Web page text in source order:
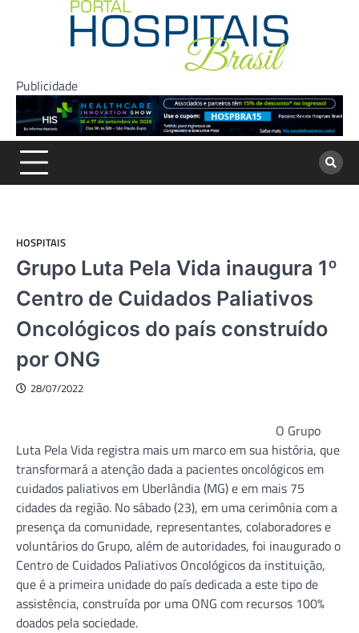
Publicidade
HOSPITAIS
Grupo Luta Pela Vida inaugura 1º
Centro de Cuidados Paliativos
Oncológicos do país construído
por ONG
28/07/2022
O Grupo
Luta Pela Vida registra mais um marco em sua história, que
transformará a atenção dada a pacientes oncológicos em
cuidados paliativos em Uberlândia (MG) e em mais 75
cidades da região. No sábado (23), em uma cerimônia com a
presença da comunidade, representantes, colaboradores e
voluntários do Grupo, além de autoridades, foi inaugurado o
Centro de Cuidados Paliativos Oncológicos da instituição,
que é a primeira unidade do país dedicada a este tipo de
assistência, construída por uma ONG com recursos 100%
doados pela sociedade.